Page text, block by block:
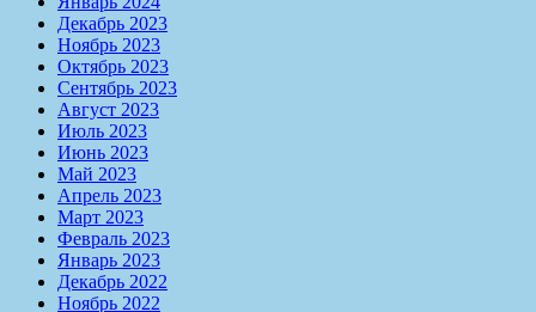
Декабрь 2023
Ноябрь 2023
Октябрь 2023
Сентябрь 2023
Август 2023
Июль 2023
Июнь 2023
Май 2023
Апрель 2023
Март 2023
Февраль 2023
Январь 2023
Декабрь 2022
Ноябрь 2022